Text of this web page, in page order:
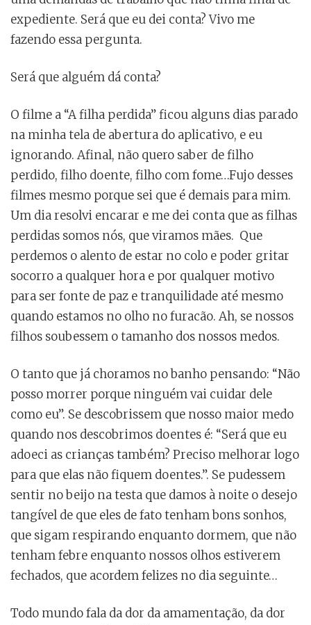
expediente. Será que eu dei conta? Vivo me
fazendo essa pergunta.
Será que alguém dá conta?
O filme a “A filha perdida” ficou alguns dias parado
na minha tela de abertura do aplicativo, e eu
ignorando. Afinal, não quero saber de filho
perdido, filho doente, filho com fome…Fujo desses
filmes mesmo porque sei que é demais para mim.
Um dia resolvi encarar e me dei conta que as filhas
perdidas somos nós, que viramos mães. Que
perdemos o alento de estar no colo e poder gritar
socorro a qualquer hora e por qualquer motivo
para ser fonte de paz e tranquilidade até mesmo
quando estamos no olho no furacão. Ah, se nossos
filhos soubessem o tamanho dos nossos medos.
O tanto que já choramos no banho pensando: “Não
posso morrer porque ninguém vai cuidar dele
como eu”. Se descobrissem que nosso maior medo
quando nos descobrimos doentes é: “Será que eu
adoeci as crianças também? Preciso melhorar logo
para que elas não fiquem doentes.”. Se pudessem
sentir no beijo na testa que damos à noite o desejo
tangível de que eles de fato tenham bons sonhos,
que sigam respirando enquanto dormem, que não
tenham febre enquanto nossos olhos estiverem
fechados, que acordem felizes no dia seguinte…
Todo mundo fala da dor da amamentação, da dor